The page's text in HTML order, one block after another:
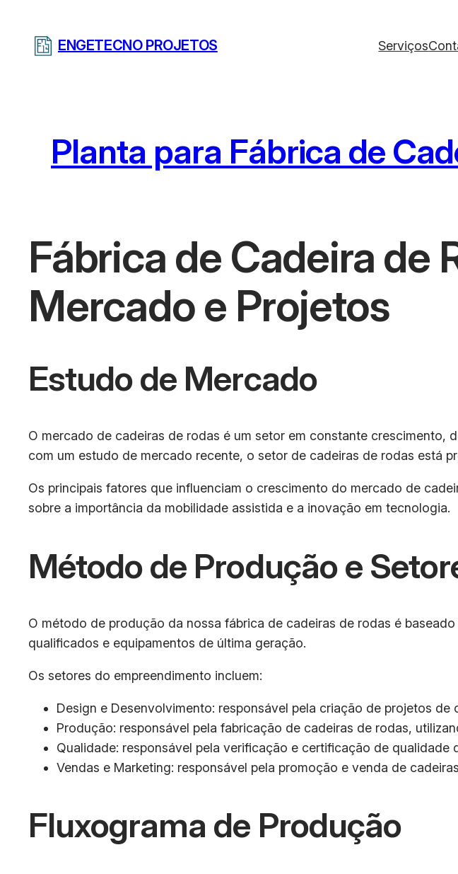
ENGETECNO PROJETOS Serviços
Planta para Fábrica de
Fábrica de Cadeira de
Mercado e Projetos
Estudo de Mercado
O mercado de cadeiras de rodas é um setor em constante
com um estudo de mercado recente, o setor de cadeiras de rodas está
Os principais fatores que influenciam o crescimento do mercado de
sobre a importância da mobilidade assistida e a inovação em tecnologia.
Método de Produção e
O método de produção da nossa fábrica de cadeiras de rodas é
qualificados e equipamentos de última geração.
Os setores do empreendimento incluem:
Design e Desenvolvimento: responsável pela criação de projetos
Produção: responsável pela fabricação de cadeiras de rodas,
Qualidade: responsável pela verificação e certificação de qualidade
Vendas e Marketing: responsável pela promoção e venda de
Fluxograma de Produção